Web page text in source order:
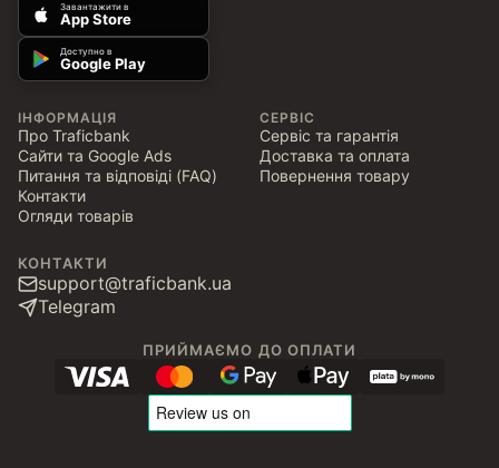
Завантажити в
App Store
Доступно в
Google Play
ІНФОРМАЦІЯ
Про Traficbank
Сайти та Google Ads
Питання та відповіді (FAQ)
Контакти
Огляди товарів
СЕРВІС
Сервіс та гарантія
Доставка та оплата
Повернення товару
КОНТАКТИ
support@traficbank.ua
Telegram
ПРИЙМАЄМО ДО ОПЛАТИ